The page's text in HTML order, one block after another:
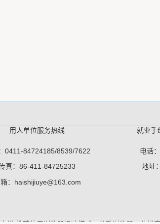
用人单位服务热线 就业手
0411-84724185/8539/7622 电话
真：86-411-84725233 地址
：haishijiuye@163.com